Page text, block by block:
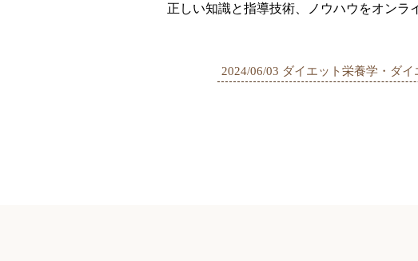
正しい知識と指導技術、ノウハウをオンラ
2024/06/03 ダイエット栄養学・ダ